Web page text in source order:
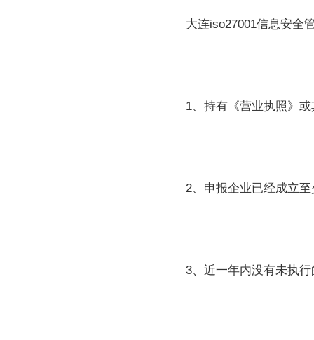
大连iso27001信息安全
1、持有《营业执照》
2、申报企业已经成立
3、近一年内没有未执